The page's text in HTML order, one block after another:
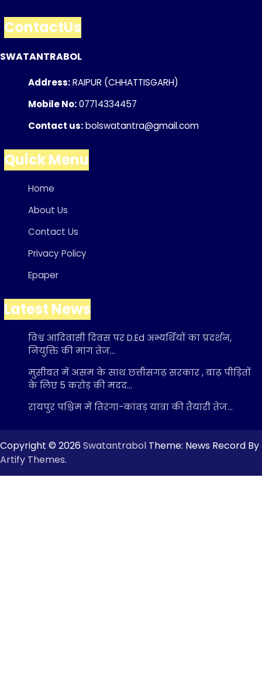
ContactUs
SWATANTRABOL
Address:RAIPUR (CHHATTISGARH)
Mobile No:07714334457
Contact us:bolswatantra@gmail.com
Quick Menu
Home
About Us
Contact Us
Privacy Policy
Epaper
Latest News
विश्व आदिवासी दिवस पर D.Ed अभ्यर्थियों का प्रदर्शन,
नियुक्ति की मांग तेज…
मुसीबत में असम के साथ छत्तीसगढ़ सरकार , बाढ़ पीड़ितों
के लिए 5 करोड़ की मदद…
रायपुर पश्चिम में तिरंगा-कांवड़ यात्रा की तैयारी तेज…
Copyright © 2026 Swatantrabol Theme: News Record By
Artify Themes.